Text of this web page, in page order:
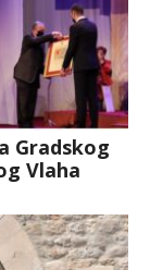
Gradskog
Vlaha